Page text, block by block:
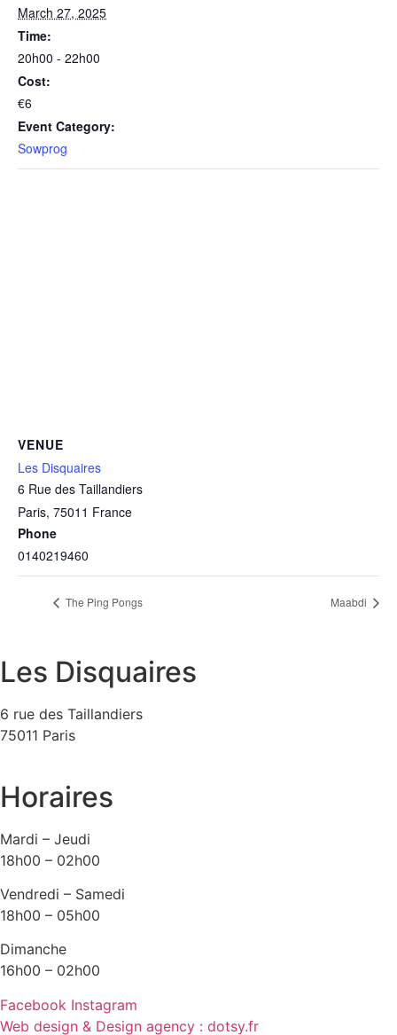
March 27, 2025
Time:
20h00 - 22h00
Cost:
€6
Event Category:
Sowprog
VENUE
Les Disquaires
6 Rue des Taillandiers
Paris, 75011 France
Phone
0140219460
The Ping Pongs Maabdi
Les Disquaires
6 rue des Taillandiers
75011 Paris
Horaires
Mardi – Jeudi
18h00 – 02h00
Vendredi – Samedi
18h00 – 05h00
Dimanche
16h00 – 02h00
Facebook Instagram
Web design & Design agency : dotsy.fr